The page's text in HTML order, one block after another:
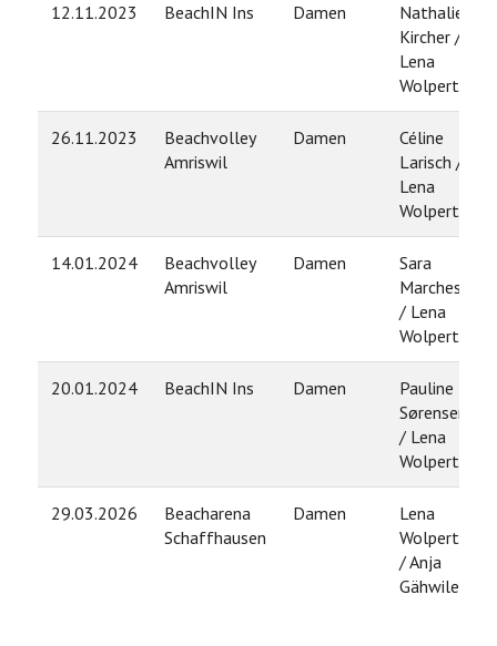
12.11.2023 BeachIN Ins Damen
Nathalie
Kircher /
Lena
Wolperth
26.11.2023
Beachvolley
Amriswil
Damen
Céline
Larisch /
Lena
Wolperth
14.01.2024
Beachvolley
Amriswil
Damen
Sara
Marchesi
/ Lena
Wolperth
20.01.2024 BeachIN Ins Damen
Pauline
Sørensen
/ Lena
Wolperth
29.03.2026
Beacharena
Schaffhausen
Damen
Lena
Wolperth
/ Anja
Gähwiler